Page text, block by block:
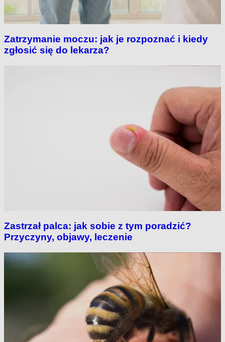
Zatrzymanie moczu: jak je rozpoznać i kiedy
zgłosić się do lekarza?
Zastrzał palca: jak sobie z tym poradzić?
Przyczyny, objawy, leczenie